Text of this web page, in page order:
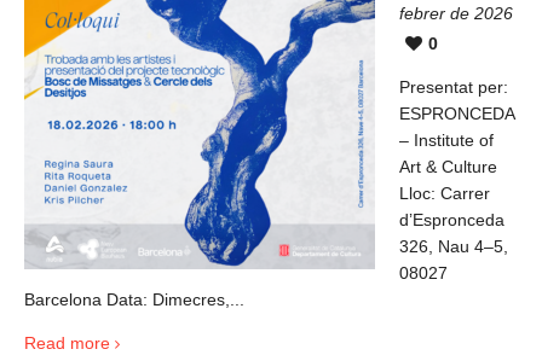
febrer de 2026
0
Presentat per:
ESPRONCEDA
– Institute of
Art & Culture
Lloc: Carrer
d’Espronceda
326, Nau 4–5,
08027
Barcelona Data: Dimecres,...
Read more